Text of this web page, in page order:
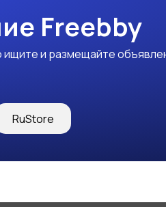
Freebby
и размещайте
RuStore